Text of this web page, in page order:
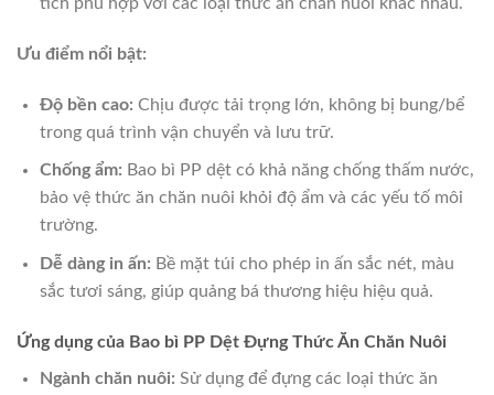
Ưu điểm nổi bật:
Độ bền cao: Chịu được tải trọng lớn, không bị bung/bể
trong quá trình vận chuyển và lưu trữ.
Chống ẩm: Bao bì PP dệt có khả năng chống thấm nước,
bảo vệ thức ăn chăn nuôi khỏi độ ẩm và các yếu tố môi
trường.
Dễ dàng in ấn: Bề mặt túi cho phép in ấn sắc nét, màu
sắc tươi sáng, giúp quảng bá thương hiệu hiệu quả.
Ứng dụng của Bao bì PP Dệt Đựng Thức Ăn Chăn Nuôi
Ngành chăn nuôi: Sử dụng để đựng các loại thức ăn